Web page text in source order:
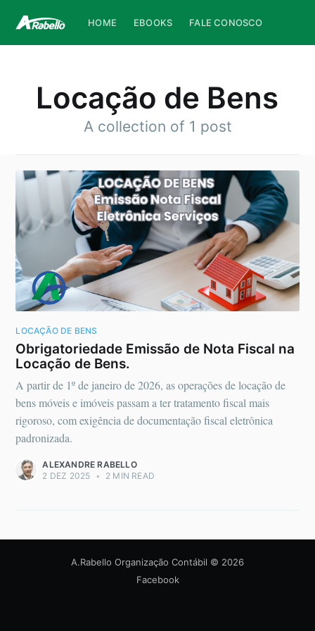
HOME EBOOKS FALE CONOSCO
Locação de Bens
A collection of 1 post
LOCAÇÃO DE BENS
Obrigatoriedade Emissão de Nota Fiscal na
Locação de Bens.
A partir de 1º de janeiro de 2026, as operações de locação de
bens móveis e imóveis passam a ter tratamento fiscal mais
rigoroso, com exigência de documentação fiscal eletrônica
padronizada.
ALEXANDRE RABELLO
2 DEZ 2025 • 2 MIN READ
A.Rabello Organização Contábil © 2026
Facebook